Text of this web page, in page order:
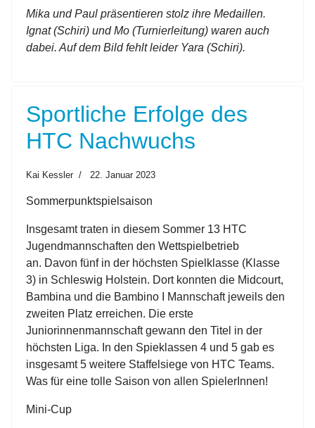
Mika und Paul präsentieren stolz ihre Medaillen.
Ignat (Schiri) und Mo (Turnierleitung) waren auch
dabei. Auf dem Bild fehlt leider Yara (Schiri).
Sportliche Erfolge des
HTC Nachwuchs
Kai Kessler 22. Januar 2023
Sommerpunktspielsaison
Insgesamt traten in diesem Sommer 13 HTC
Jugendmannschaften den Wettspielbetrieb
an. Davon fünf in der höchsten Spielklasse (Klasse
3) in Schleswig Holstein. Dort konnten die Midcourt,
Bambina und die Bambino I Mannschaft jeweils den
zweiten Platz erreichen. Die erste
Juniorinnenmannschaft gewann den Titel in der
höchsten Liga. In den Spieklassen 4 und 5 gab es
insgesamt 5 weitere Staffelsiege von HTC Teams.
Was für eine tolle Saison von allen SpielerInnen!
Mini-Cup